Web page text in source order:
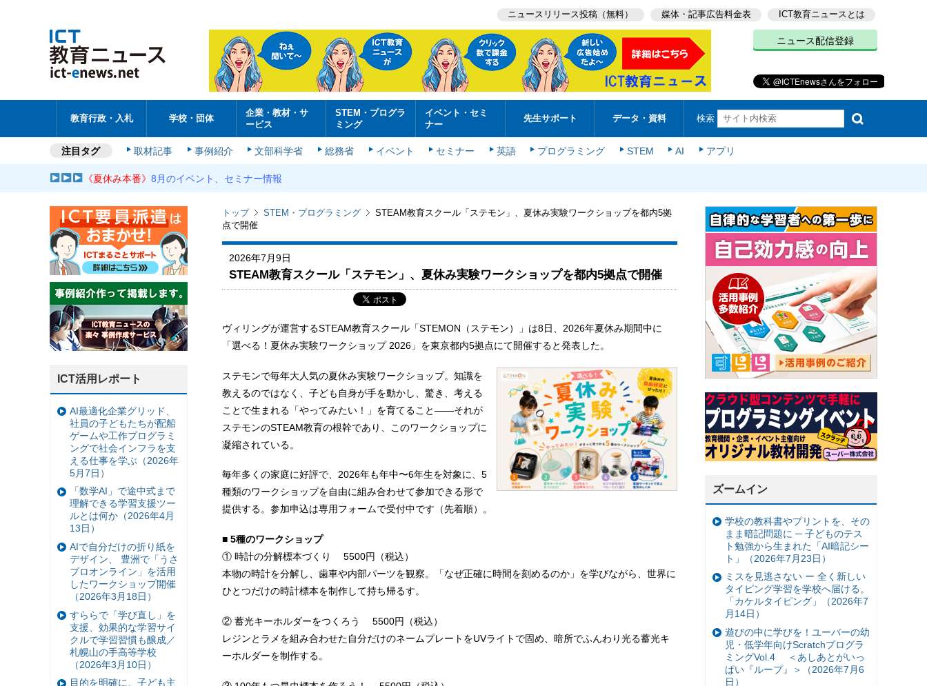
ニュースリリース投稿（無料） 媒体・記事広告料金表 ICT教育ニュースとは
ニュース配信登録
教育行政・入札 学校・団体
企業・教材・サ
ービス
STEM・プログラ
ミング
イベント・セミ
ナー
先生サポート データ・資料 検索
注目タグ 取材記事 事例紹介 文部科学省 総務省 イベント セミナー 英語 プログラミング STEM AI アプリ
《夏休み本番》8月のイベント、セミナー情報
トップ STEM・プログラミング
STEAM教育スクール「ステモン」、夏休み実験ワークショップを都内5拠
点で開催
2026年7月9日
STEAM教育スクール「ステモン」、夏休み実験ワークショップを都内5拠点で開催
ヴィリングが運営するSTEAM教育スクール「STEMON（ステモン）」は8日、2026年夏休み期間中に
「選べる！夏休み実験ワークショップ 2026」を東京都内5拠点にて開催すると発表した。
ステモンで毎年大人気の夏休み実験ワークショップ。知識を
教えるのではなく、子ども自身が手を動かし、驚き、考える
ことで生まれる「やってみたい！」を育てること——それが
ステモンのSTEAM教育の根幹であり、このワークショップに
凝縮されている。
毎年多くの家庭に好評で、2026年も年中〜6年生を対象に、5
種類のワークショップを自由に組み合わせて参加できる形で
提供する。参加申込は専用フォームで受付中です（先着順）。
■ 5種のワークショップ
① 時計の分解標本づくり 5500円（税込）
本物の時計を分解し、歯車や内部パーツを観察。「なぜ正確に時間を刻めるのか」を学びながら、世界に
ひとつだけの時計標本を制作して持ち帰るす。
② 蓄光キーホルダーをつくろう 5500円（税込）
レジンとラメを組み合わせた自分だけのネームプレートをUVライトで固め、暗所でふんわり光る蓄光キ
ーホルダーを制作する。
ズームイン
学校の教科書やプリントを、その
まま暗記問題に ─ 子どものテス
ト勉強から生まれた「AI暗記シー
ト」（2026年7月23日）
ミスを見逃さない ー 全く新しい
タイピング学習を学校へ届ける。
「カケルタイピング」（2026年7
月14日）
遊びの中に学びを！ユーバーの幼
児・低学年向けScratchプログラ
ミングVol.4 ＜あしあとがいっ
ぱい『ループ』＞（2026年7月6
日）
ICT活用レポート
AI最適化企業グリッド、
社員の子どもたちが配船
ゲームや工作プログラミ
ングで社会インフラを支
える仕事を学ぶ（2026年
5月7日）
「数学AI」で途中式まで
理解できる学習支援ツー
ルとは何か（2026年4月
13日）
AIで自分だけの折り紙を
デザイン、 豊洲で「うさ
プロオンライン」を活用
したワークショップ開催
（2026年3月18日）
すららで「学び直し」を
支援、効果的な学習サイ
クルで学習習慣も醸成／
札幌山の手高等学校
（2026年3月10日）
目的を明確に、子ども主